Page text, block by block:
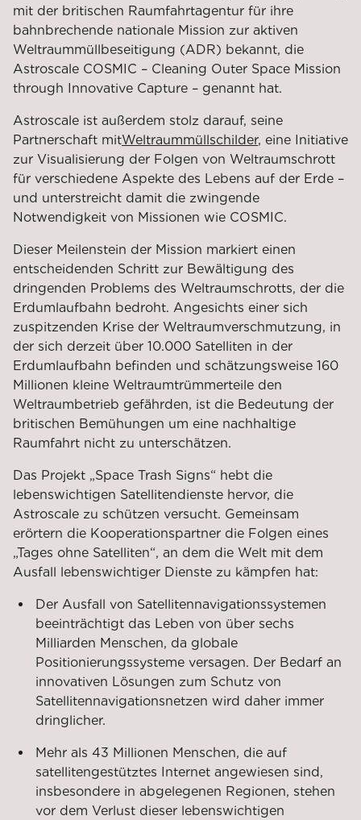
mit der britischen Raumfahrtagentur für ihre
bahnbrechende nationale Mission zur aktiven
Weltraummüllbeseitigung (ADR) bekannt, die
Astroscale COSMIC – Cleaning Outer Space Mission
through Innovative Capture – genannt hat.
Astroscale ist außerdem stolz darauf, seine
Partnerschaft mitWeltraummüllschilder, eine Initiative
zur Visualisierung der Folgen von Weltraumschrott
für verschiedene Aspekte des Lebens auf der Erde –
und unterstreicht damit die zwingende
Notwendigkeit von Missionen wie COSMIC.
Dieser Meilenstein der Mission markiert einen
entscheidenden Schritt zur Bewältigung des
dringenden Problems des Weltraumschrotts, der die
Erdumlaufbahn bedroht. Angesichts einer sich
zuspitzenden Krise der Weltraumverschmutzung, in
der sich derzeit über 10.000 Satelliten in der
Erdumlaufbahn befinden und schätzungsweise 160
Millionen kleine Weltraumtrümmerteile den
Weltraumbetrieb gefährden, ist die Bedeutung der
britischen Bemühungen um eine nachhaltige
Raumfahrt nicht zu unterschätzen.
Das Projekt „Space Trash Signs“ hebt die
lebenswichtigen Satellitendienste hervor, die
Astroscale zu schützen versucht. Gemeinsam
erörtern die Kooperationspartner die Folgen eines
„Tages ohne Satelliten“, an dem die Welt mit dem
Ausfall lebenswichtiger Dienste zu kämpfen hat:
Der Ausfall von Satellitennavigationssystemen
beeinträchtigt das Leben von über sechs
Milliarden Menschen, da globale
Positionierungssysteme versagen. Der Bedarf an
innovativen Lösungen zum Schutz von
Satellitennavigationsnetzen wird daher immer
dringlicher.
Mehr als 43 Millionen Menschen, die auf
satellitengestütztes Internet angewiesen sind,
insbesondere in abgelegenen Regionen, stehen
vor dem Verlust dieser lebenswichtigen